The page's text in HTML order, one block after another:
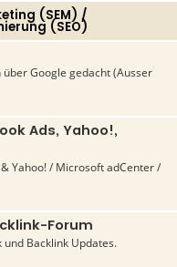
(SEM) /
(SEO)
Google gedacht (Ausser
Ads, Yahoo!,
Yahoo! / Microsoft adCenter /
Forum
Backlink Updates.